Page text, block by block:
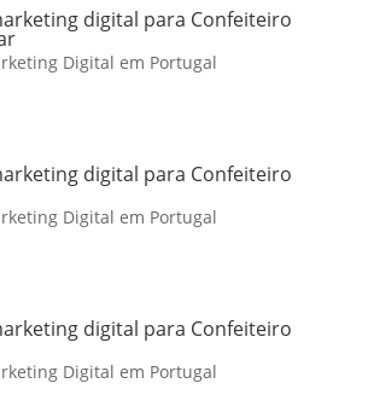
digital para Confeiteiro
Digital em Portugal
digital para Confeiteiro
Digital em Portugal
digital para Confeiteiro
Digital em Portugal